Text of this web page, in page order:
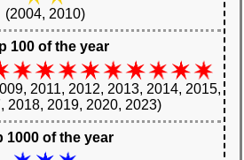
(2004, 2010)
100 of the year
2011, 2012, 2013, 2014, 2015,
2018, 2019, 2020, 2023)
1000 of the year